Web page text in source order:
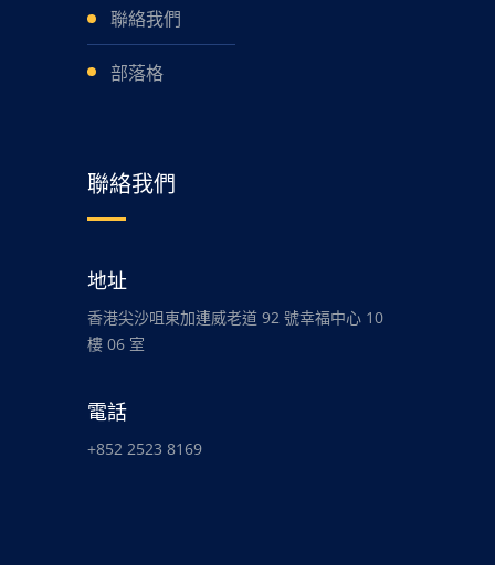
聯絡我們
部落格
聯絡我們
地址
香港尖沙咀東加連威老道 92 號幸福中心 10
樓 06 室
電話
+852 2523 8169